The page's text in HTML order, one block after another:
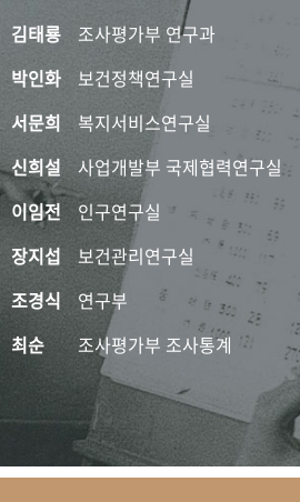
김태룡
조사평가부 연구과
박인화
보건정책연구실
서문희
복지서비스연구실
신희설
사업개발부 국제협력연구실
이임전
인구연구실
장지섭
보건관리연구실
조경식
연구부
최순
조사평가부 조사통계